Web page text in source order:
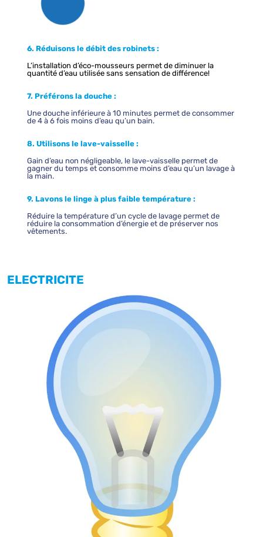
6. Réduisons le débit des robinets :
L’installation d’éco-mousseurs permet de diminuer la
quantité d’eau utilisée sans sensation de différence!
7. Préférons la douche :
Une douche inférieure à 10 minutes permet de consommer
de 4 à 6 fois moins d’eau qu’un bain.
8. Utilisons le lave-vaisselle :
Gain d’eau non négligeable, le lave-vaisselle permet de
gagner du temps et consomme moins d’eau qu’un lavage à
la main.
9. Lavons le linge à plus faible température :
Réduire la température d’un cycle de lavage permet de
réduire la consommation d’énergie et de préserver nos
vêtements.
ELECTRICITE